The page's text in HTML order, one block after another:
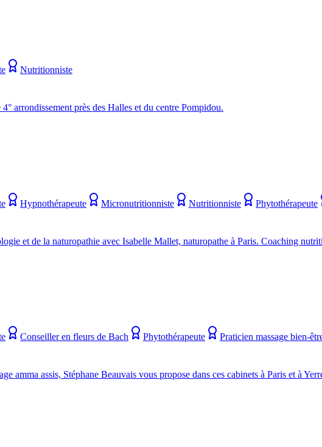
Nutritionniste
arrondissement près des Halles et du centre Pompidou.
Hypnothérapeute Micronutritionniste Nutritionniste Phytothérapeute
et de la naturopathie avec Isabelle Mallet, naturopathe à Paris. Coaching
Conseiller en fleurs de Bach Phytothérapeute Praticien massage bien-
amma assis, Stéphane Beauvais vous propose dans ces cabinets à Paris et à